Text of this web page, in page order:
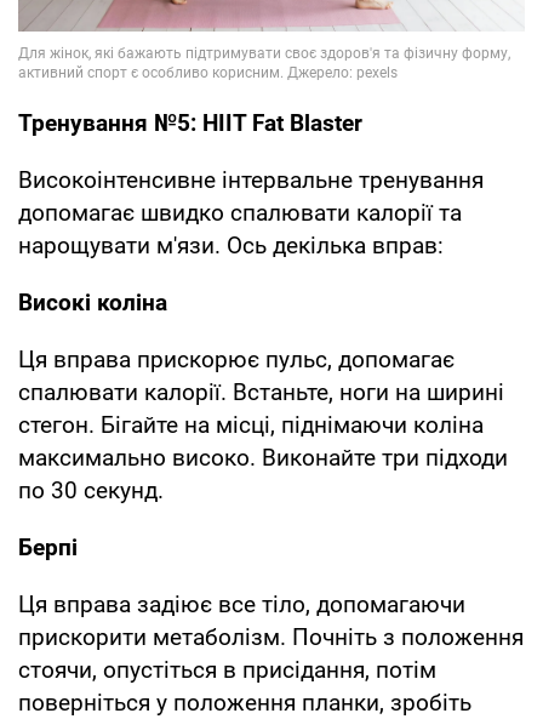
Тренування №5: HIIT Fat Blaster
Високоінтенсивне інтервальне тренування
допомагає швидко спалювати калорії та
нарощувати м'язи. Ось декілька вправ:
Високі коліна
Ця вправа прискорює пульс, допомагає
спалювати калорії. Встаньте, ноги на ширині
стегон. Бігайте на місці, піднімаючи коліна
максимально високо. Виконайте три підходи
по 30 секунд.
Берпі
Ця вправа задіює все тіло, допомагаючи
прискорити метаболізм. Почніть з положення
стоячи, опустіться в присідання, потім
поверніться у положення планки, зробіть